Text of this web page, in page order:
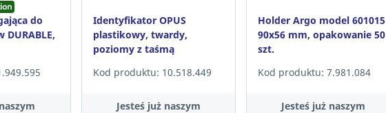
do
Identyfikator OPUS
plastikowy, twardy,
poziomy z taśmą
Kod produktu: 10.518.449
Jesteś już naszym
Holder Argo model 601015
90x56 mm, opakowanie 50
szt.
Kod produktu: 7.981.084
Jesteś już naszym